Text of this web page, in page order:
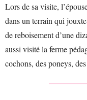
Lors de sa visite,
dans un terrain qui
de reboisement d’une
aussi visité la ferme
cochons, des poneys,